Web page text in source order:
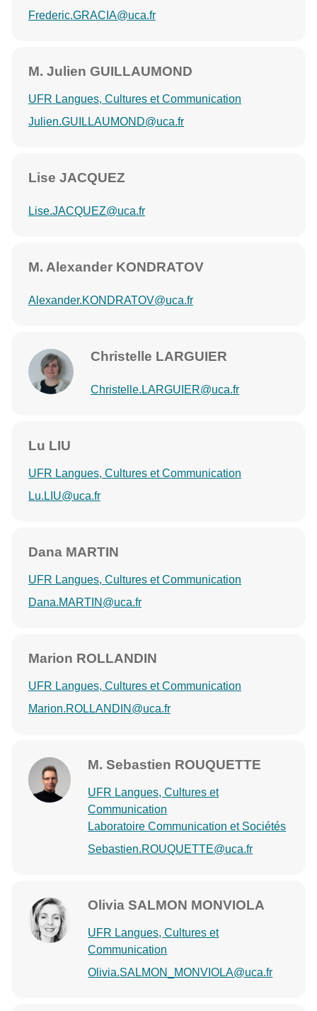
Frederic.GRACIA@uca.fr
M. Julien GUILLAUMOND
UFR Langues, Cultures et Communication
Julien.GUILLAUMOND@uca.fr
Lise JACQUEZ
Lise.JACQUEZ@uca.fr
M. Alexander KONDRATOV
Alexander.KONDRATOV@uca.fr
Christelle LARGUIER
Christelle.LARGUIER@uca.fr
Lu LIU
UFR Langues, Cultures et Communication
Lu.LIU@uca.fr
Dana MARTIN
UFR Langues, Cultures et Communication
Dana.MARTIN@uca.fr
Marion ROLLANDIN
UFR Langues, Cultures et Communication
Marion.ROLLANDIN@uca.fr
M. Sebastien ROUQUETTE
UFR Langues, Cultures et
Communication
Laboratoire Communication et Sociétés
Sebastien.ROUQUETTE@uca.fr
Olivia SALMON MONVIOLA
UFR Langues, Cultures et
Communication
Olivia.SALMON_MONVIOLA@uca.fr